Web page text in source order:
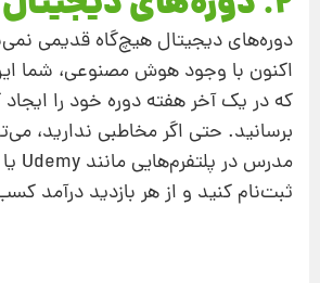
دوره‌های دیجیتال هیچ‌گاه قدیمی
اکنون با وجود هوش مصنوعی، شما
که در یک آخر هفته دوره خود را
برسانید. حتی اگر مخاطبی ندارید،
ثبت‌نام کنید و از هر بازدید درآمد